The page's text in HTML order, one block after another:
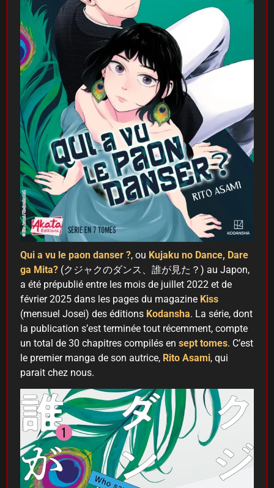
Qui a vu le paon danser ?, ou Kujaku no Dance, Dare
ga Mita? (クジャクのダンス、誰が見た？) au Japon,
a été prépublié entre les mois de juillet 2022 et de
février 2025 dans les pages du magazine Kiss
(mensuel Josei) des éditions Kodansha. La série, dont
la publication s’est terminée tout récemment, compte
un total de 30 chapitres compilés en sept tomes. C’est
le premier manga de son autrice, Rito Asami, qui
parait chez nous.